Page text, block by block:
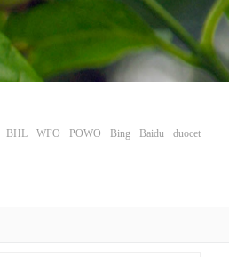
BHL WFO POWO Bing Baidu duocet